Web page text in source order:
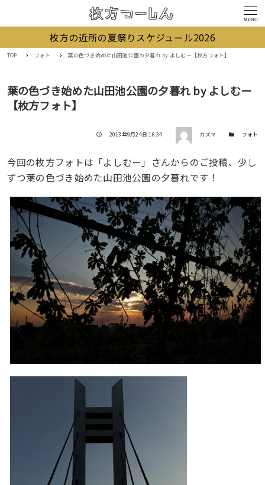
MENU
枚方の近所の夏祭りスケジュール2026
TOP フォト 葉の色づき始めた山田池公園の夕暮れ by よしむー【枚方フォト】
葉の色づき始めた山田池公園の夕暮れ by よしむー
【枚方フォト】
投稿日
2013年9月24日 16:34 著者 カズマ カテゴリー
フォト
今回の枚方フォトは「よしむー」さんからのご投稿、少し
ずつ葉の色づき始めた山田池公園の夕暮れです！